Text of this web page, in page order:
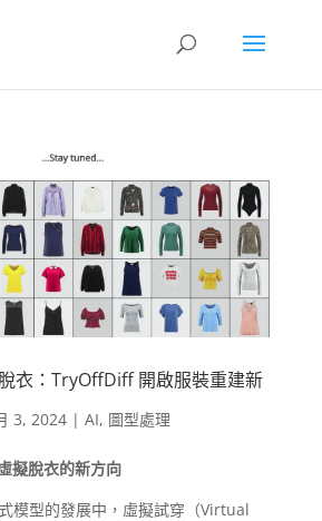
衣：TryOffDiff 開啟服裝重建新
3, 2024| AI, 圖型處理
擬脫衣的新方向
模型的發展中，虛擬試穿（Virtual